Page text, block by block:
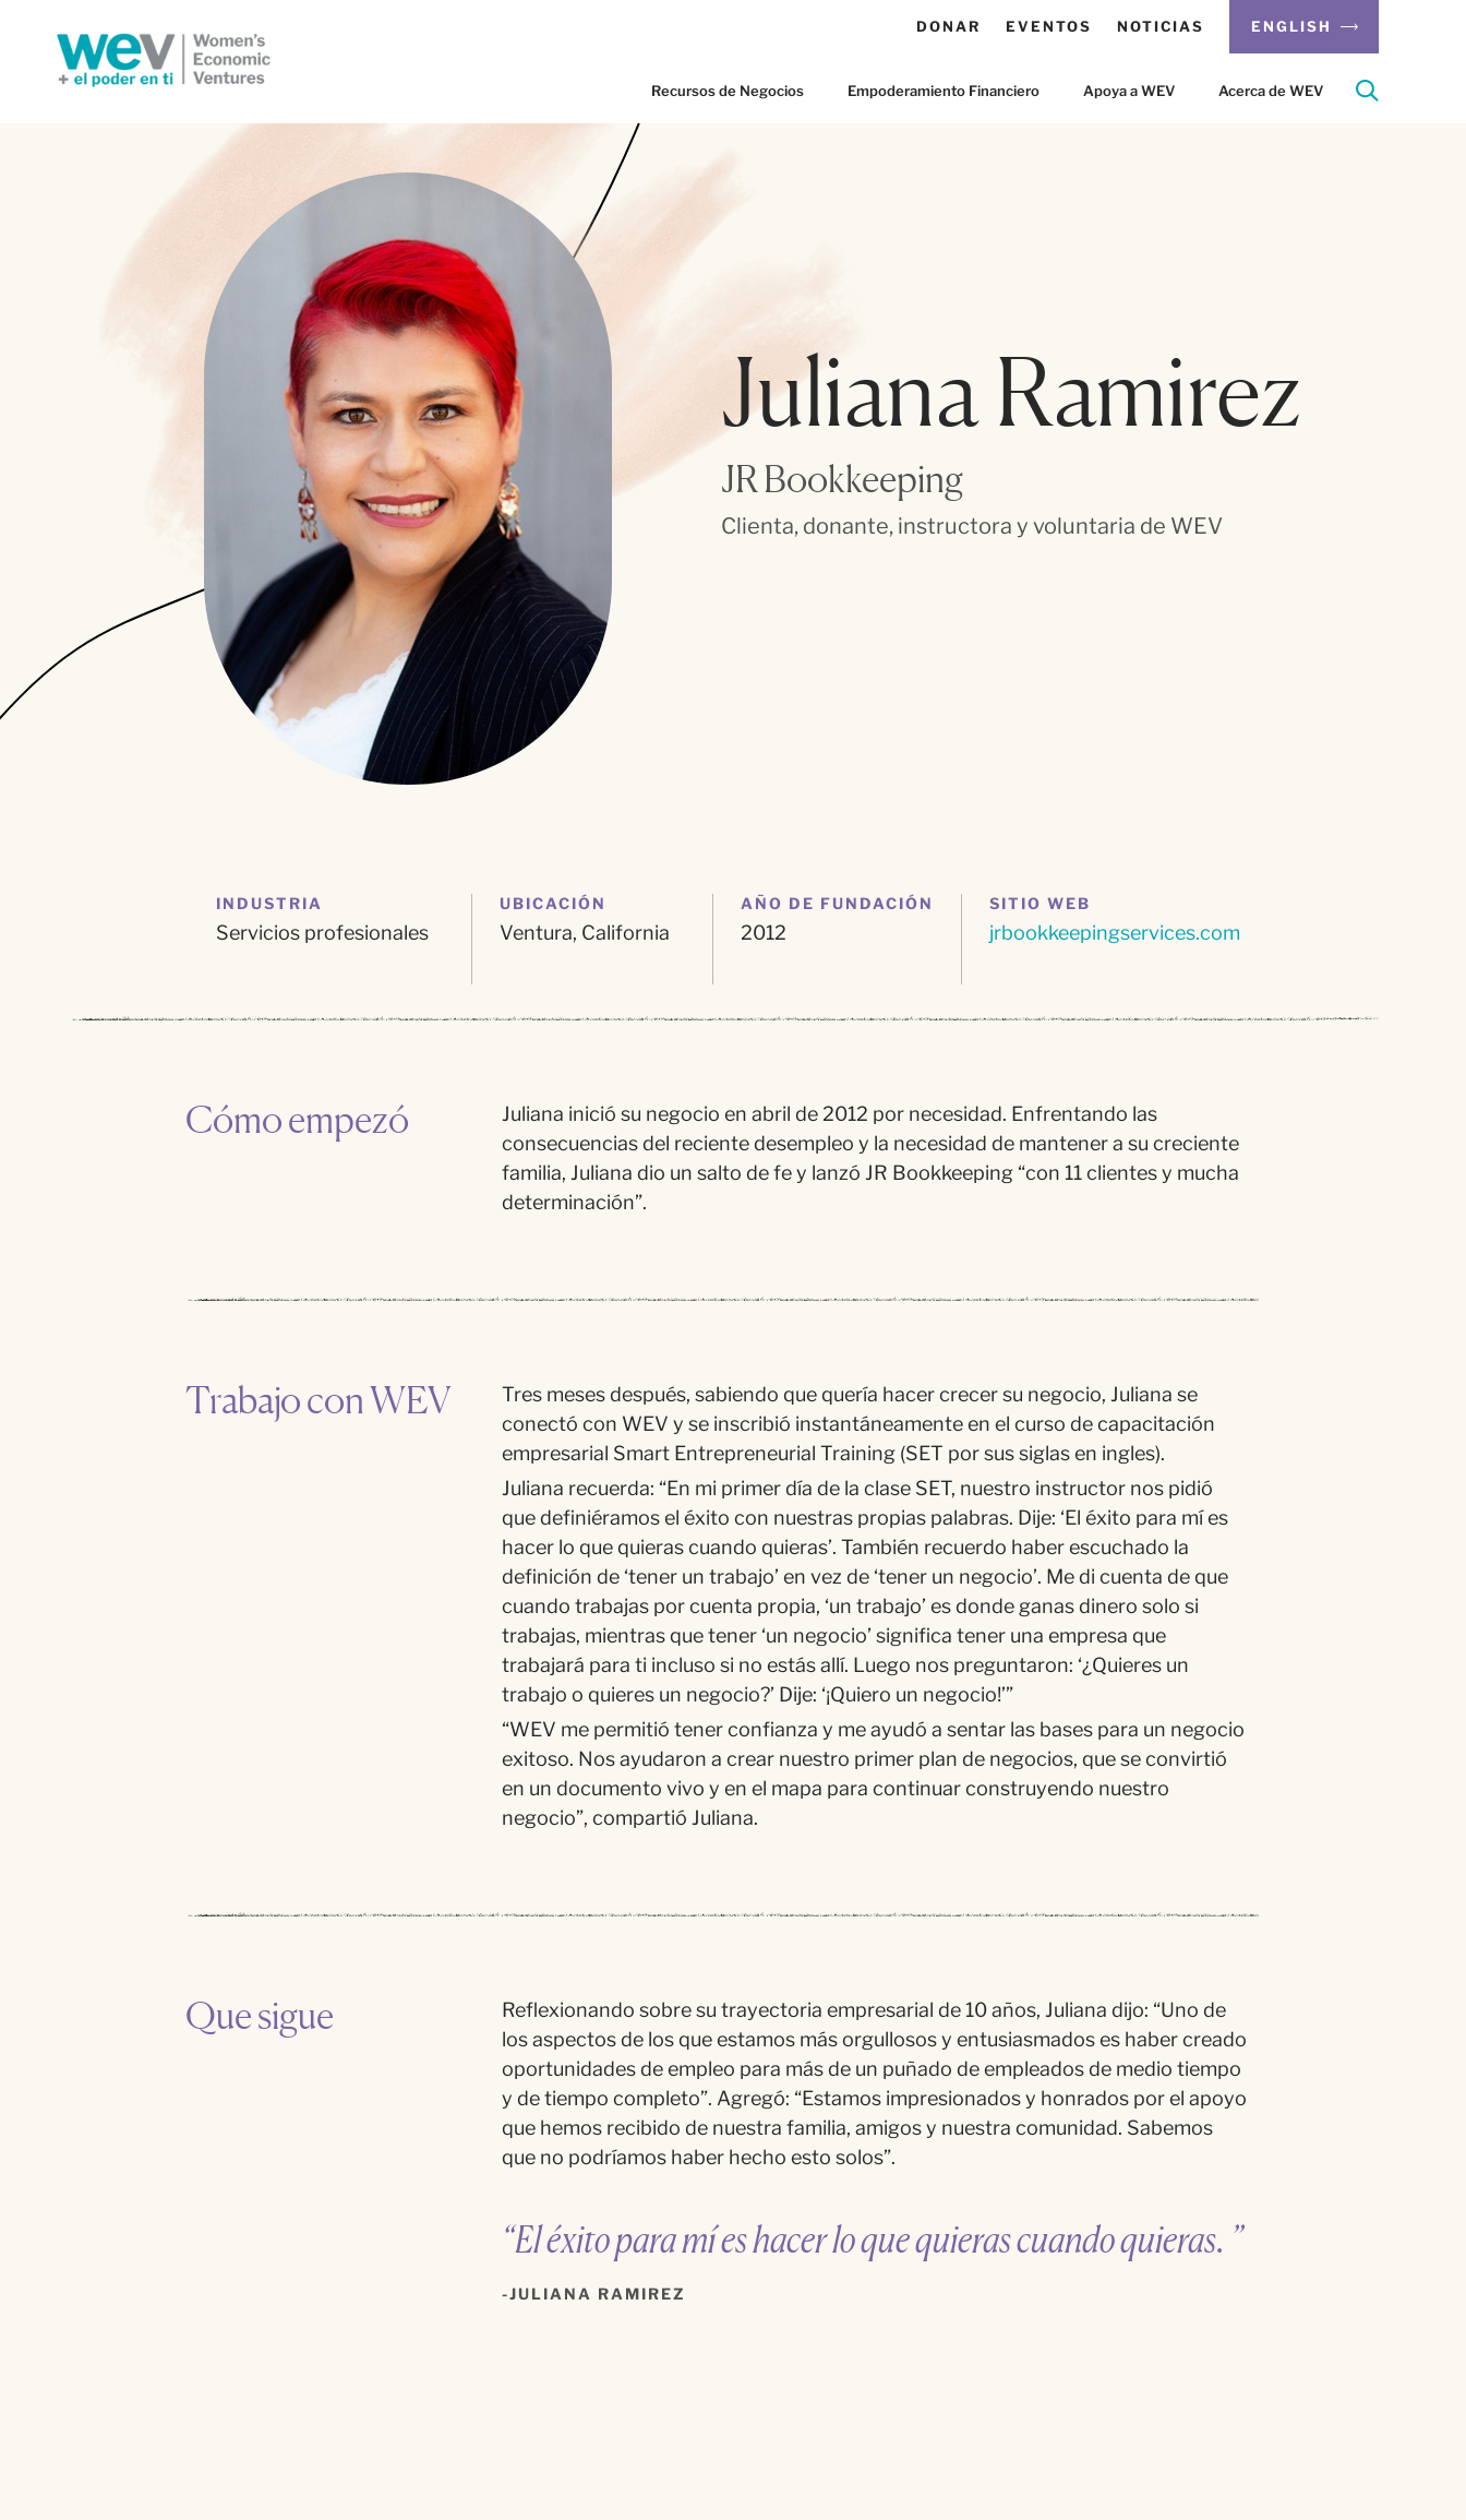
DONAR EVENTOS NOTICIAS ENGLISH
Recursos de Negocios Empoderamiento Financiero Apoya a WEV Acerca de WEV
Juliana Ramirez
JR Bookkeeping
Clienta, donante, instructora y voluntaria de WEV
INDUSTRIA
Servicios profesionales
UBICACIÓN
Ventura, California
AÑO DE FUNDACIÓN
2012
SITIO WEB
jrbookkeepingservices.com
Cómo empezó Juliana inició su negocio en abril de 2012 por necesidad. Enfrentando las
consecuencias del reciente desempleo y la necesidad de mantener a su creciente
familia, Juliana dio un salto de fe y lanzó JR Bookkeeping “con 11 clientes y mucha
determinación”.
Trabajo con WEV Tres meses después, sabiendo que quería hacer crecer su negocio, Juliana se
conectó con WEV y se inscribió instantáneamente en el curso de capacitación
empresarial Smart Entrepreneurial Training (SET por sus siglas en ingles).
Juliana recuerda: “En mi primer día de la clase SET, nuestro instructor nos pidió
que definiéramos el éxito con nuestras propias palabras. Dije: ‘El éxito para míes
hacer lo que quieras cuando quieras’. También recuerdo haber escuchado la
definición de ‘tener un trabajo’ en vez de ‘tener un negocio’. Me di cuenta de que
cuando trabajas por cuenta propia, ‘un trabajo’ es donde ganas dinero solo si
trabajas, mientras que tener ‘un negocio’ significa tener una empresa que
trabajará para ti incluso si no estás allí. Luego nos preguntaron: ‘¿Quieres un
trabajo o quieres un negocio?’ Dije: ‘¡Quiero un negocio!’”
“WEV me permitió tener confianza y me ayudó a sentar las bases para un negocio
exitoso. Nos ayudaron a crear nuestro primer plan de negocios, que se convirtió
en un documento vivo y en el mapa para continuar construyendo nuestro
negocio”, compartió Juliana.
Que sigue
Reflexionando sobre su trayectoria empresarial de 10 años, Juliana dijo: “Uno de
los aspectos de los que estamos más orgullosos y entusiasmados es haber creado
oportunidades de empleo para más de un puñado de empleados de medio tiempo
y de tiempo completo”. Agregó: “Estamos impresionados y honrados por el apoyo
que hemos recibido de nuestra familia, amigos y nuestra comunidad. Sabemos
que no podríamos haber hecho esto solos”.
“El éxito para mí es hacer lo que quieras cuando quieras. ”
JULIANA RAMIREZ